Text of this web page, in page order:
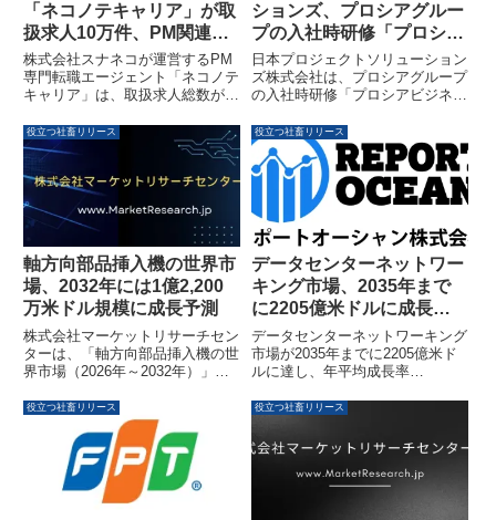
「ネコノテキャリア」が取
扱求人10万件、PM関連求
人1万件を突破
株式会社スナネコが運営するPM
専門転職エージェント「ネコノテ
キャリア」は、取扱求人総数が
突破したことを発表しました。サ
ービス開始から半年でPM関連求
人数が倍増し、事業を推進する人
材のキャリア選択肢が大幅に拡充
されています。
ションズ、プロシアグルー
プの入社時研修「プロシア
ビジネススクール」を限定
公開
日本プロジェクトソリューション
ズ株式会社は、プロシアグループ
の入社時研修「プロシアビジネス
社を検討する方々向けに特別開放
します。PMOやプロジェクトマ
ネージャーとしてのキャリア形成
を考える方を対象に、2026年7月
16日開催回へ限定5名を無料招待
し、ビジネスにおけるキャリア形
成のテーマとして「ロゴス・パト
ス・エトス」を取り上げます。
役立つ社畜リリース
軸方向部品挿入機の世界市
場、2032年には1億2,200
万米ドル規模に成長予測
株式会社マーケットリサーチセン
ターは、「軸方向部品挿入機の世
界市場（2026年～2032年）」に
このレポートによると、世界の軸
方向部品挿入機市場は2025年の
8,827万米ドルから2032年には1
億2,200万米ドルに成長すると予
測されており、年平均成長率
（CAGR）は4.8%を見込んでい
役立つ社畜リリース
データセンターネットワー
キング市場、2035年まで
に2205億米ドルに成長予
測 – クラウド最適化とAI対
応ネットワークが牽引
データセンターネットワーキング
市場が2035年までに2205億米ド
ルに達し、年平均成長率
測されています。この成長は、ク
導入拡大、そしてデジタルトラン
スフォーメーションの進展によっ
て牽引されています。本記事で
役立つ社畜リリース 役立つ社畜リリース